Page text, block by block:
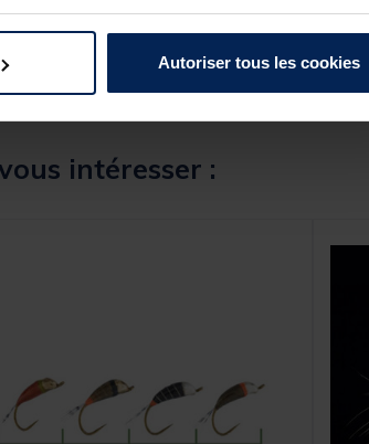
Autoriser tous les cookies
intéresser :